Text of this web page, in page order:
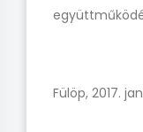
Fülöp, 2017.